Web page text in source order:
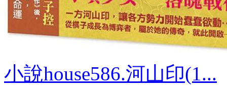
小說house586.河山印(1...